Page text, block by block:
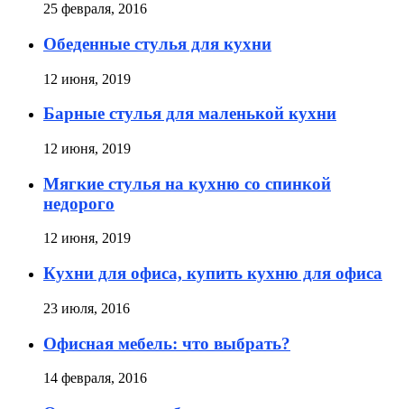
25 февраля, 2016
Обеденные стулья для кухни
12 июня, 2019
Барные стулья для маленькой кухни
12 июня, 2019
Мягкие стулья на кухню со спинкой
недорого
12 июня, 2019
Кухни для офиса, купить кухню для офиса
23 июля, 2016
Офисная мебель: что выбрать?
14 февраля, 2016